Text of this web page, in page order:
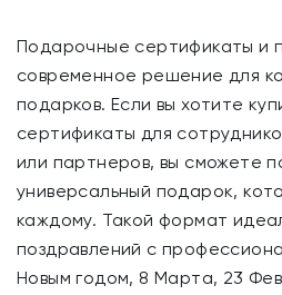
Подарочные сертификаты и
современное решение для
подарков. Если вы хотите
сертификаты для
или партнеров, вы сможете
универсальный подарок,
каждому. Такой формат
поздравлений с
Новым годом, 8 Марта, 23